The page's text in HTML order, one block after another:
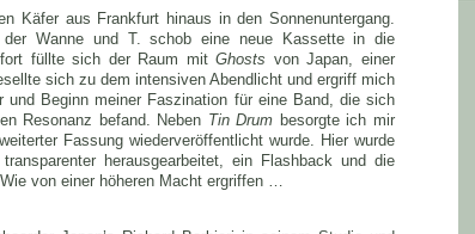
Käfer aus Frankfurt hinaus in den Sonnenuntergang.
Wanne und T. schob eine neue Kassette in die
füllte sich der Raum mitGhosts von Japan, einer
sich zu dem intensiven Abendlicht und ergriff mich
Beginn meiner Faszination für eine Band, die sich
Resonanz befand. Neben Tin Drum besorgte ich mir
Fassung wiederveröffentlicht wurde. Hier wurde
herausgearbeitet, ein Flashback und die
von einer höheren Macht ergriffen …